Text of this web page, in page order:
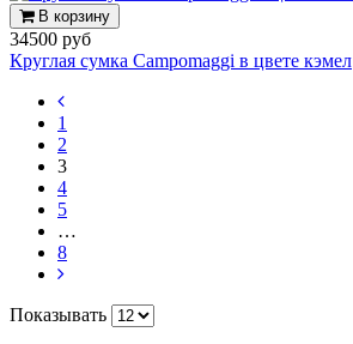
В корзину
34500 руб
Круглая сумка Campomaggi в цвете кэмел
1
2
3
4
5
…
8
Показывать